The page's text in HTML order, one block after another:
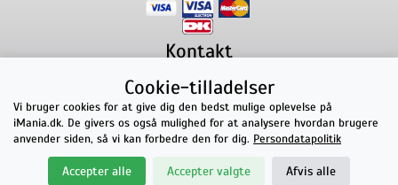
Kontakt
Lillevorde Kær 29280 Storvorde
CVR nummer: 33182805 | E-mail: kontakt@imania.dk
Telefon:+45 23618990
Topkarakter hos kunderne!
på Facebook
Cookie-tilladelser
Vi bruger cookies for at give dig den bedst mulige oplevelse på
iMania.dk. De givers os også mulighed for at analysere hvordan brugere
anvender siden, så vi kan forbedre den for dig. Persondatapolitik
Accepter alle Accepter valgte Afvis alle